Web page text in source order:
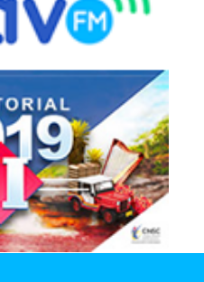
Y Morbilidad Sentida
de Bienestar Social e
de Necesidades de
Público